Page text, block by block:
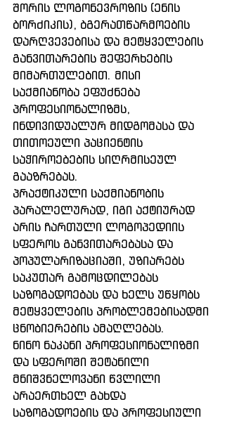
შორის ლოგონევროზის (ენის
ბორძიკის), ბგერათწარმოების
დარღვევებისა და მეტყველების
განვითარების შეფერხების
მიმართულებით. მისი
საქმიანობა ეფუძნება
პროფესიონალიზმს,
ინდივიდუალურ მიდგომასა და
თითოეული პაციენტის
საჭიროებების სიღრმისეულ
გააზრებას.
პრაქტიკული საქმიანობის
პარალელურად, იგი აქტიურად
არის ჩართული ლოგოპედიის
სფეროს განვითარებასა და
პოპულარიზაციაში, უზიარებს
საკუთარ გამოცდილებას
საზოგადოებას და ხელს უწყობს
მეტყველების პრობლემებისადმი
ცნობიერების ამაღლებას.
ნინო ნაკანი პროფესიონალიზმი
და სფეროში შეტანილი
მნიშვნელოვანი წვლილი
არაერთხელ გახდა
საზოგადოების და პროფესიული